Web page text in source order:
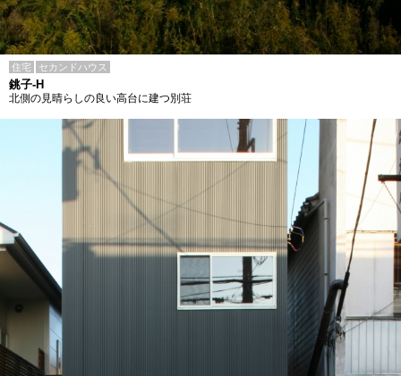
住宅 セカンドハウス
銚子-H
北側の見晴らしの良い高台に建つ別荘